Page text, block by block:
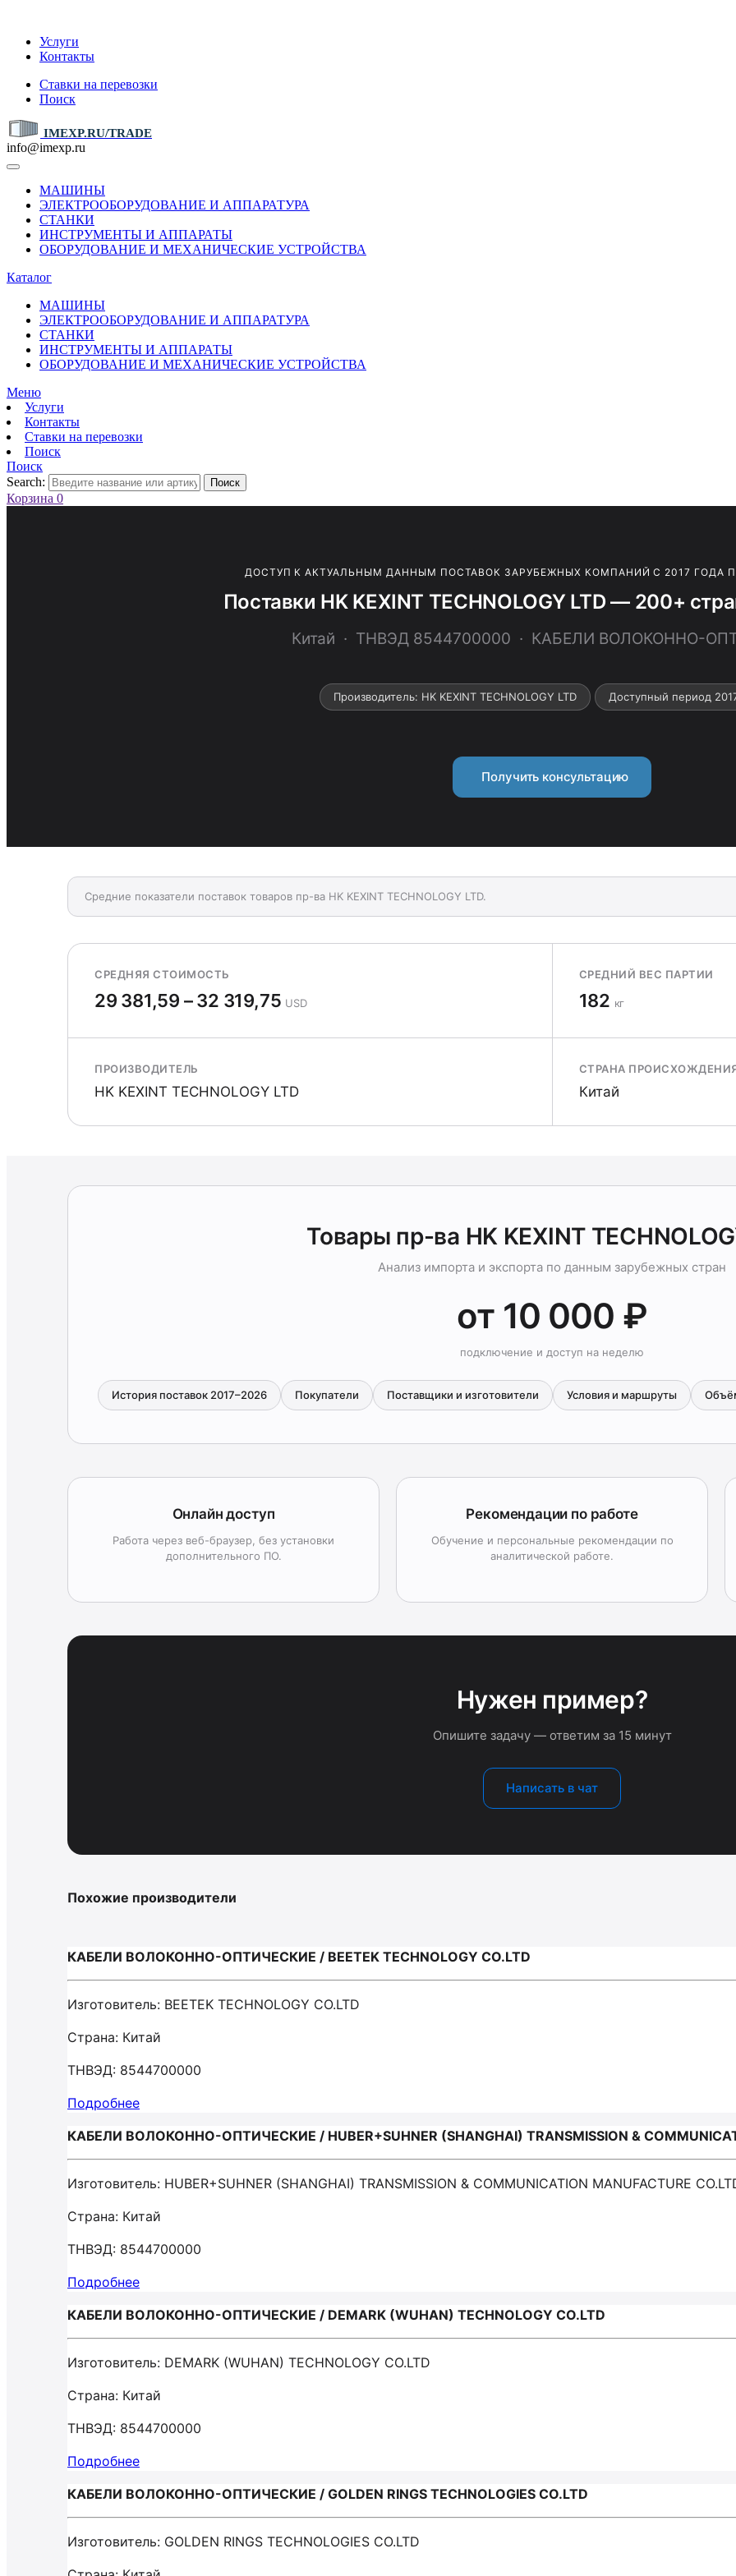
Услуги
Контакты
Ставки на перевозки
Поиск
IMEXP.RU/TRADE
info@imexp.ru
МАШИНЫ
ЭЛЕКТРООБОРУДОВАНИЕ И АППАРАТУРА
СТАНКИ
ИНСТРУМЕНТЫ И АППАРАТЫ
ОБОРУДОВАНИЕ И МЕХАНИЧЕСКИЕ УСТРОЙСТВА
Каталог
МАШИНЫ
ЭЛЕКТРООБОРУДОВАНИЕ И АППАРАТУРА
СТАНКИ
ИНСТРУМЕНТЫ И АППАРАТЫ
ОБОРУДОВАНИЕ И МЕХАНИЧЕСКИЕ УСТРОЙСТВА
Меню
Услуги
Контакты
Ставки на перевозки
Поиск
Поиск
Search:
Поиск
Корзина 0
ДОСТУП К АКТУАЛЬНЫМ ДАННЫМ ПОСТАВОК ЗАРУБЕЖНЫХ КОМПАНИЙ С 2017 ГОДА
Поставки HK KEXINT TECHNOLOGY LTD — 200+
Китай · ТНВЭД 8544700000 · КАБЕЛИ ВОЛОКОННО-
Производитель: HK KEXINT TECHNOLOGY LTD Доступный период
Получить консультацию
Средние показатели поставок товаров пр-ва HK KEXINT TECHNOLOGY LTD.
СРЕДНЯЯ СТОИМОСТЬ
29 381,59 – 32 319,75 USD
СРЕДНИЙ ВЕС ПАРТИИ
182 кг
ПРОИЗВОДИТЕЛЬ
HK KEXINT TECHNOLOGY LTD
СТРАНА
Китай
Товары пр-ва HK KEXINT
Анализ импорта и экспорта по данным зарубежных стран
от 10 000 ₽
подключение и доступ на неделю
История поставок 2017–2026 Покупатели Поставщики и изготовители Условия и маршруты
Онлайн доступ
Работа через веб-браузер, без установки
дополнительного ПО.
Рекомендации по работе
Обучение и персональные рекомендации по
аналитической работе.
Нужен пример?
Опишите задачу — ответим за 15 минут
Написать в чат
Похожие производители
КАБЕЛИ ВОЛОКОННО-ОПТИЧЕСКИЕ / BEETEK TECHNOLOGY CO.LTD
Изготовитель: BEETEK TECHNOLOGY CO.LTD
Страна: Китай
ТНВЭД: 8544700000
Подробнее
КАБЕЛИ ВОЛОКОННО-ОПТИЧЕСКИЕ / HUBER+SUHNER (SHANGHAI) TRANSMISSION &
Изготовитель: HUBER+SUHNER (SHANGHAI) TRANSMISSION & COMMUNICATION MANUFACTURE
Страна: Китай
ТНВЭД: 8544700000
Подробнее
КАБЕЛИ ВОЛОКОННО-ОПТИЧЕСКИЕ / DEMARK (WUHAN) TECHNOLOGY CO.LTD
Изготовитель: DEMARK (WUHAN) TECHNOLOGY CO.LTD
Страна: Китай
ТНВЭД: 8544700000
Подробнее
КАБЕЛИ ВОЛОКОННО-ОПТИЧЕСКИЕ / GOLDEN RINGS TECHNOLOGIES CO.LTD
Изготовитель: GOLDEN RINGS TECHNOLOGIES CO.LTD